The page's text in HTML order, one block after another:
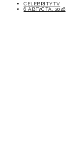
CELEBRITYTV
6 АВГУСТА, 2026